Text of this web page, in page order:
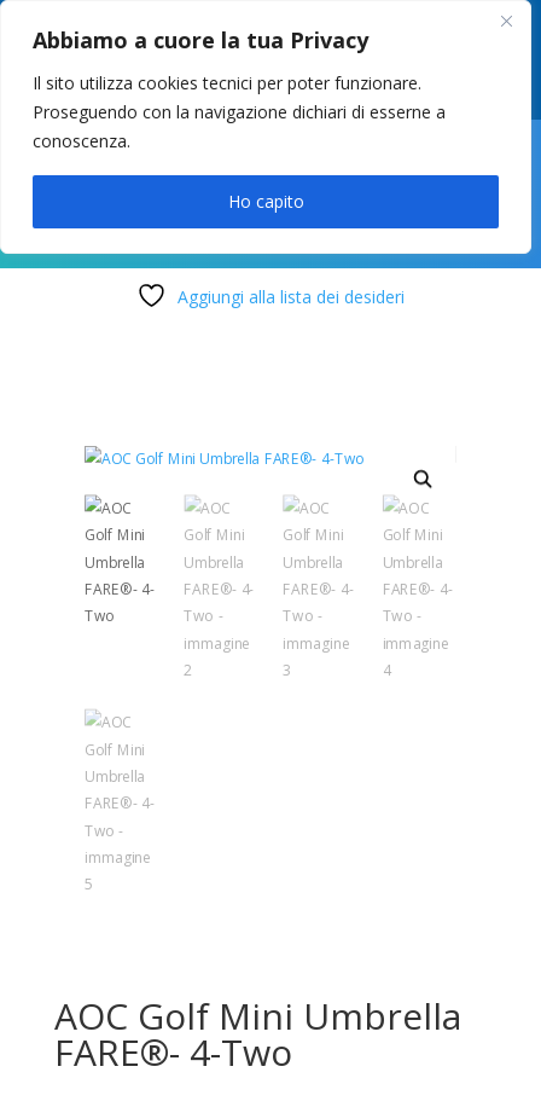
Abbiamo a cuore la tua Privacy
Il sito utilizza cookies tecnici per poter funzionare.
Proseguendo con la navigazione dichiari di esserne a
conoscenza.
Ho capito
049 8627946 –info@cstosetto.it
LUN-VEN 9-12 / 14:30-17
Aggiungi alla lista dei desideri
AOC Golf Mini Umbrella
FARE®- 4-Two